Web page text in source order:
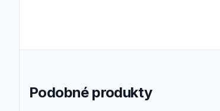
Podobné produkty